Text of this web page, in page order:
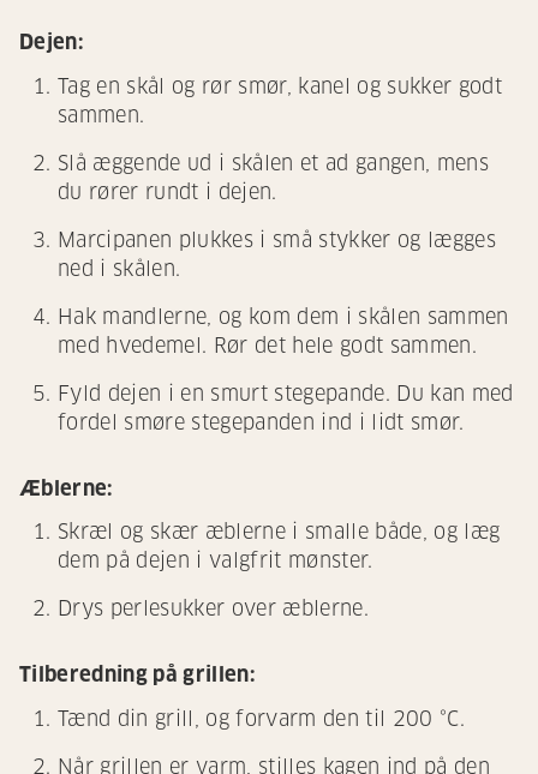
Dejen:
Tag en skål og rør smør, kanel og sukker godt
sammen.
Slå æggende ud i skålen et ad gangen, mens
du rører rundt i dejen.
Marcipanen plukkes i små stykker og lægges
ned i skålen.
Hak mandlerne, og kom dem i skålen sammen
med hvedemel. Rør det hele godt sammen.
Fyld dejen i en smurt stegepande. Du kan med
fordel smøre stegepanden ind i lidt smør.
Æblerne:
Skræl og skær æblerne i smalle både, og læg
dem på dejen i valgfrit mønster.
Drys perlesukker over æblerne.
Tilberedning på grillen:
Tænd din grill, og forvarm den til 200 °C.
Når grillen er varm, stilles kagen ind på den